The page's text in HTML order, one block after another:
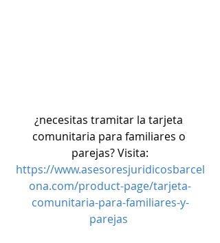
¿necesitas tramitar la tarjeta
comunitaria para familiares o
parejas? Visita:
https://www.asesoresjuridicosbarcel
ona.com/product-page/tarjeta-
comunitaria-para-familiares-y-
parejas